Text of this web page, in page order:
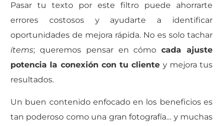
Pasar tu texto por este filtro puede ahorrarte
errores costosos y ayudarte a identificar
oportunidades de mejora rápida. No es solo tachar
ítems; queremos pensar en cómocada ajuste
potencia la conexión con tu cliente y mejora tus
resultados.
Un buen contenido enfocado en los beneficios es
tan poderoso como una gran fotografía… y muchas